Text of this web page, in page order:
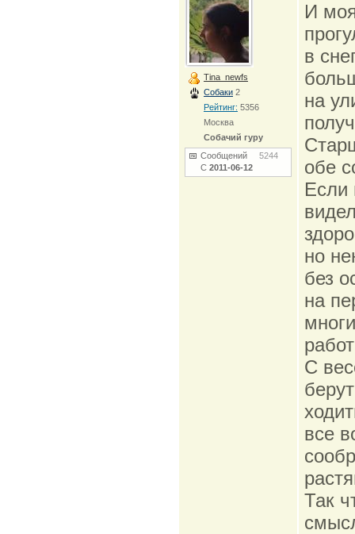
Tina_newfs
Собаки 2
Рейтинг: 5356
Москва
Собачий гуру
Сообщений 5244
С 2011-06-12
И
в
на
обе
Если
но
без
на
С
все
Так